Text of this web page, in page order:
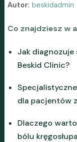
Autor: beskidadmin
Co znajdziesz w
Jak diagnozuje
Beskid Clinic?
dla pacjentów
Dlaczego
bólu